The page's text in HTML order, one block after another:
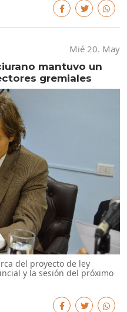
Mié 20. May
mantuvo un
gremiales
del proyecto de ley
y la sesión del próximo